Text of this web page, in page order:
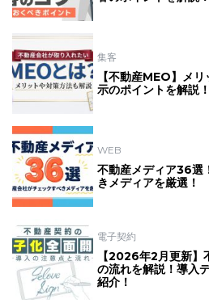
集客
【不動産MEO】メ
示のポイントを解説！
WEB
不動産メディア36選
きメディアを厳選！
電子契約
【2026年2月更新】
の流れを解説！導入
紹介！